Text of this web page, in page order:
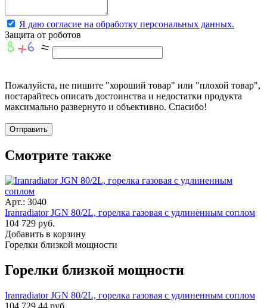
Я даю согласие на обработку персональных данных.
Защита от роботов
Пожалуйста, не пишите "хороший товар" или "плохой товар",
постарайтесь описать достоинства и недостатки продукта
максимально развернуто и объективно. Спасибо!
Смотрите также
Арт.: 3040
Iranradiator JGN 80/2L, горелка газовая с удлиненным соплом
104 729 руб.
Добавить в корзину
Горелки близкой мощности
Горелки близкой мощности
Iranradiator JGN 80/2L, горелка газовая с удлиненным соплом
104 729,44 руб.